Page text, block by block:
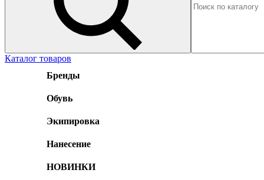
Каталог товаров
Бренды
Обувь
Экипировка
Нанесение
НОВИНКИ